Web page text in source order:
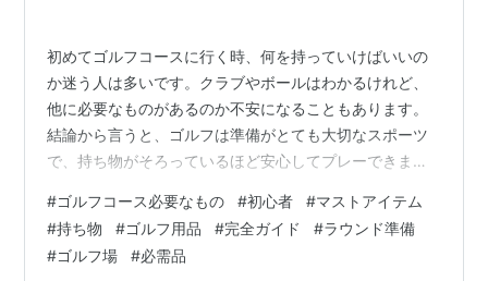
初めてゴルフコースに行く時、何を持っていけばいいの
か迷う人は多いです。クラブやボールはわかるけれど、
他に必要なものがあるのか不安になることもあります。
結論から言うと、ゴルフは準備がとても大切なスポーツ
で、持ち物がそろっているほど安心してプレーできま
ースで必要なものをわかりやすくまとめます。 ゴルフコ
ースを回る時に必要なものは？ ゴルフ必要なもの初心者
向けの基本一覧 ゴルフコース必要なものリストの活用法
#ゴルフコース必要なもの #初心者 #マストアイテム
#持ち物 #ゴルフ用品 #完全ガイド #ラウンド準備
#ゴルフ場 #必需品